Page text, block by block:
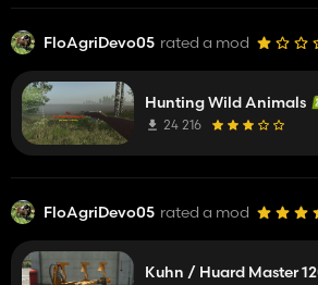
FloAgriDevo05 rated a mod
Hunting Wild Animals
24 216
FloAgriDevo05 rated a mod
Kuhn / Huard Master